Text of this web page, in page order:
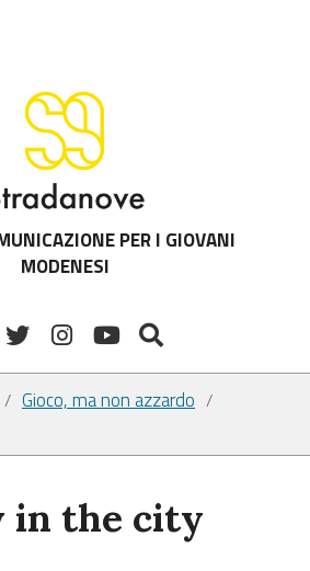
PER I GIOVANI
MODENESI
/ Gioco, ma non azzardo /
in the city